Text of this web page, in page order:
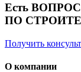
Есть
ПО
Получить
О компании